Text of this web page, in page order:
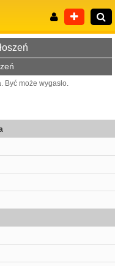
Być może wygasło.